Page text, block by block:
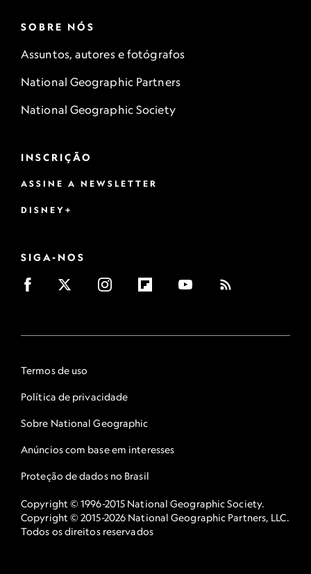
SOBRE NÓS
Assuntos, autores e fotógrafos
National Geographic Partners
National Geographic Society
INSCRIÇÃO
ASSINE A NEWSLETTER
DISNEY+
SIGA-NOS
Termos de uso
Política de privacidade
Sobre National Geographic
Anúncios com base em interesses
Proteção de dados no Brasil
Copyright © 1996-2015 National Geographic Society.
Copyright © 2015-2026 National Geographic Partners, LLC.
Todos os direitos reservados